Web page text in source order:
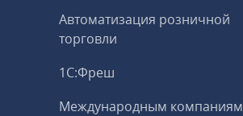
Автоматизация розничной
торговли
1С:Фреш
Международным компаниям